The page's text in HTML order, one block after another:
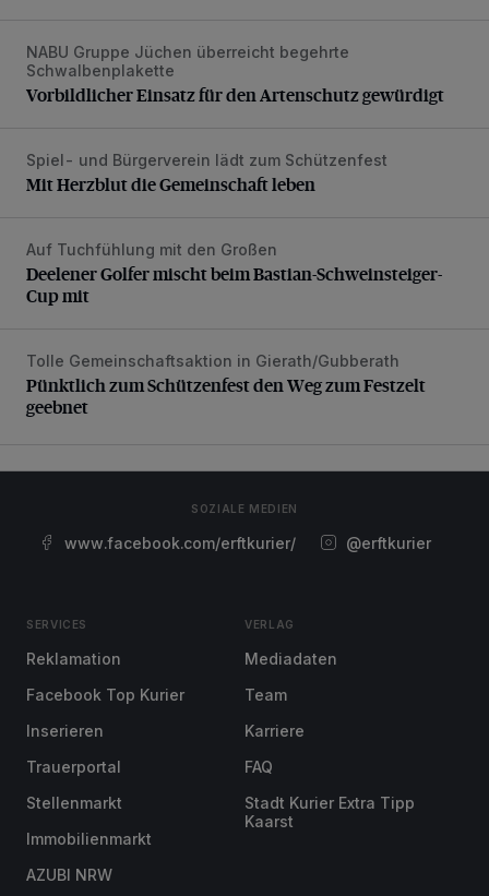
Vorbildlicher Einsatz für den Artenschutz gewürdigt
NABU Gruppe Jüchen überreicht begehrte
Schwalbenplakette
Vorbildlicher Einsatz für den Artenschutz gewürdigt
Mit Herzblut die Gemeinschaft leben
Spiel- und Bürgerverein lädt zum Schützenfest
Mit Herzblut die Gemeinschaft leben
Deelener Golfer mischt beim Bastian-Schweinsteiger-
Auf Tuchfühlung mit den Großen
Deelener Golfer mischt beim Bastian-Schweinsteiger-
Cup mit
Pünktlich zum Schützenfest den Weg zum Festzelt
Tolle Gemeinschaftsaktion in Gierath/Gubberath
Pünktlich zum Schützenfest den Weg zum Festzelt
geebnet
SOZIALE MEDIEN
www.facebook.com/erftkurier/ @erftkurier
SERVICES
Reklamation
Facebook Top Kurier
Inserieren
Trauerportal
Stellenmarkt
Immobilienmarkt
AZUBI NRW
VERLAG
Mediadaten
Team
Karriere
FAQ
Stadt Kurier Extra Tipp
Kaarst